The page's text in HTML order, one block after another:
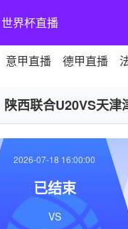
世界杯直播
意甲直播 德甲直播
陕西联合U20VS天津
2026-07-18 16:00:00
已结束
VS